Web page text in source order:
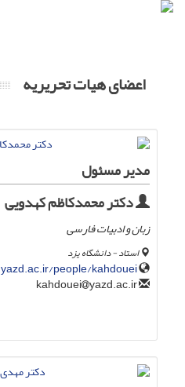
اعضای هیات تحریریه
مدیر مسئول
دکتر محمدکاظم کهدویی
زبان و ادبیات فارسی
استاد - دانشگاه یزد
yazd.ac.ir/people/kahdouei
yazd.ac.ir